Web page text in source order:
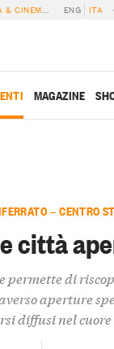
CINEMA » CASALE
ENG ITA
MAGAZINE
— CENTRO
città
permette di
aperture
diffusi nel